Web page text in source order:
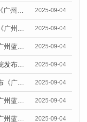
2025-09-04
2025-09-04
2025-09-04
2025-09-04
2025-09-04
2025-09-04
2025-09-04